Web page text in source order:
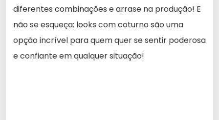
diferentes combinações e arrase na produção! E
não se esqueça: looks com coturno são uma
opção incrível para quem quer se sentir poderosa
e confiante em qualquer situação!